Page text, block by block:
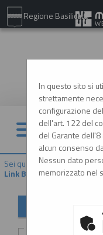
Regione Basilicata
Sei qui: Home»Procedure
Link BDNCP
In questo sito si
strettamente
configurazione
dell'art. 122 del
del Garante
alcun consenso
Nessun dato
memorizzato nel
Criteri di ricerca